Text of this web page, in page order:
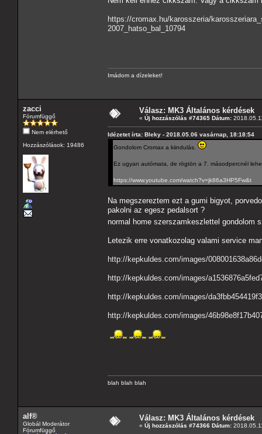
https://cromax.hu/karosszeria/
2007_hatso_bal_10794
Imádom a dízeleket!
zacci
Fórumfüggő
Nem elérhető
Hozzászólások: 19486
Válasz: MK3 Általános kérdések
« Új hozzászólás #74365 Dátum:
Idézetet írta: Bleky - 2018.05.06 vasárnap, 18:18:54
Gondolom Cromax a kiindulás.
Ez ugyan autómata, de rögtön a 7. másodpercnél
https://www.youtube.com/watch?v=jk86a3HP5Fw&t
Na megszereztem ezt a gumi bigyot,
pakolni az egesz pedalsort ?
normal home szerszamkeszlettel
Letezik erre vonatkozolag valami service
http://kepkuldes.com/images/
http://kepkuldes.com/images/
http://kepkuldes.com/images/
http://kepkuldes.com/images/
blah blah blah
alf®
Globál Moderátor
Fórumfüggő
Válasz: MK3 Általános kérdések
« Új hozzászólás #74366 Dátum: